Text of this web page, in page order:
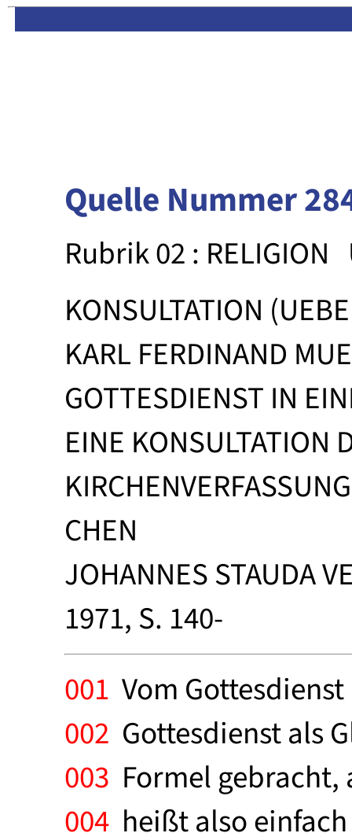
Quelle Nummer
Rubrik 02 : RELIGION
KONSULTATION
KARL FERDINAND
GOTTESDIENST IN
EINE KONSULTATION
CHEN
JOHANNES STAUDA
1971, S. 140-
001 Vom
002 Gottesdienst als
003 Formel
004 heißt also